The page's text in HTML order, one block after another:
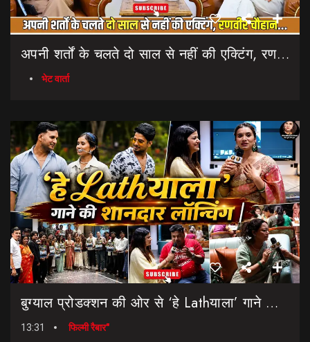
अपनी शर्तों के चलते दो साल से नहीं की एक्टिंग, रणवीर चौहान || Uttarakhand Cinema Untold Secrets
भेट वार्ता
बुग्याल प्रोडक्शन की ओर से ‘हे Lathयाला’ गाने की शानदार लॉन्चिंग || Hey Lathyala || Garhwali Song
13:31 फिल्मी रैबार"